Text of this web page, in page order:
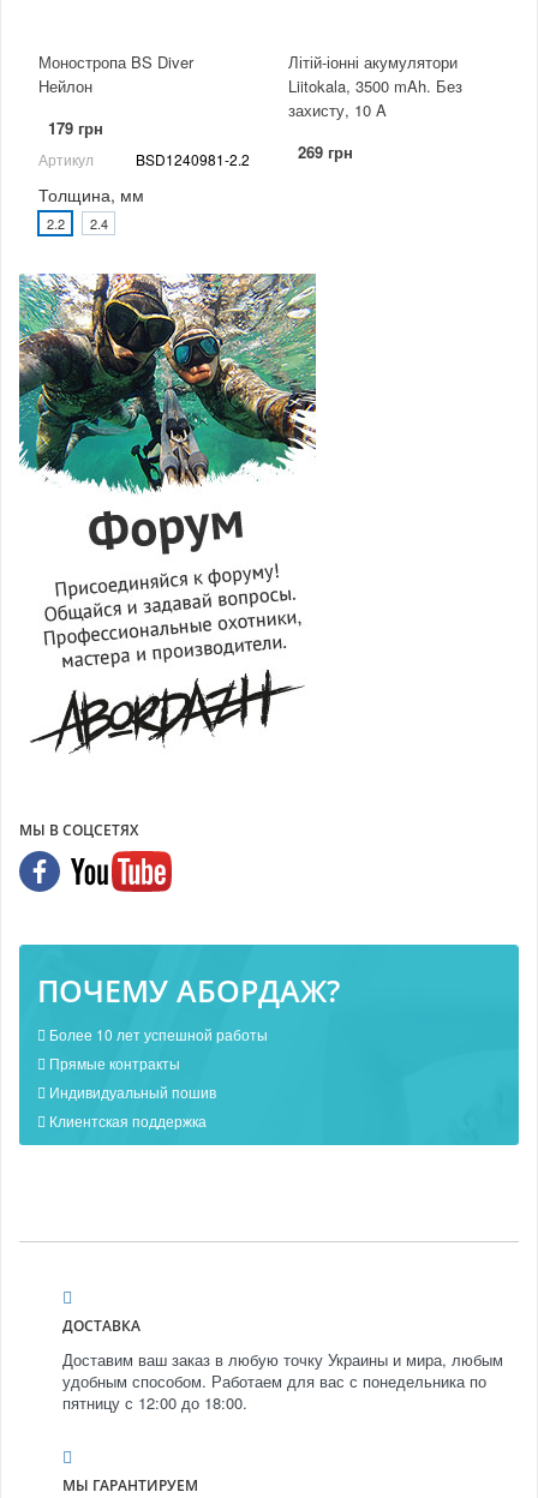
Моностропа BS Diver
Нейлон
179 грн
Артикул BSD1240981-2.2
Толщина, мм
2.2 2.4
Літій-іонні акумулятори
Liitokala, 3500 mAh. Без
захисту, 10 A
269 грн
МЫ В СОЦСЕТЯХ
ПОЧЕМУ АБОРДАЖ?
Более 10 лет успешной работы
Прямые контракты
Индивидуальный пошив
Клиентская поддержка
ДОСТАВКА
Доставим ваш заказ в любую точку Украины и мира, любым
удобным способом. Работаем для вас с понедельника по
пятницу с 12:00 до 18:00.
МЫ ГАРАНТИРУЕМ